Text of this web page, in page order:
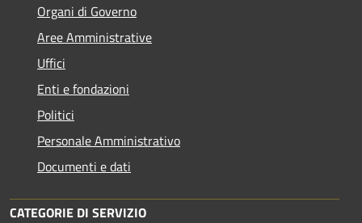
Organi di Governo
Aree Amministrative
Uffici
Enti e fondazioni
Politici
Personale Amministrativo
Documenti e dati
CATEGORIE DI SERVIZIO